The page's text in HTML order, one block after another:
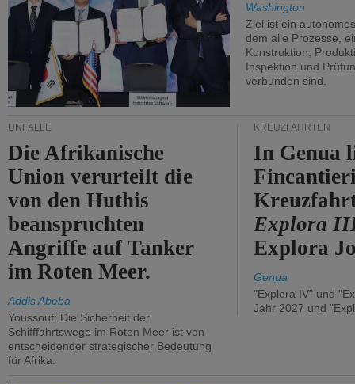
Washington
Ziel ist ein
dem alle Prozesse,
Konstruktion,
Inspektion und
verbunden sind.
UNFÄLLE
Die Afrikanische
Union verurteilt die
von den Huthis
beanspruchten
Angriffe auf Tanker
im Roten Meer.
Addis Abeba
Youssouf: Die Sicherheit der
Schifffahrtswege im Roten Meer ist von
entscheidender strategischer Bedeutung
für Afrika.
KREUZFAHRTEN
In Genua
Explora
Explora
Genua
"Explora IV" und
Jahr 2027 und